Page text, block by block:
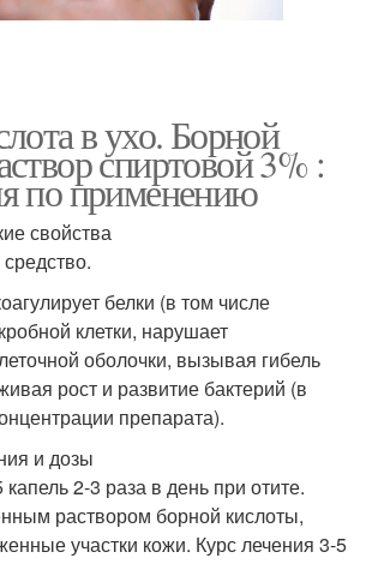
в ухо. Борной
спиртовой 3% :
по применению
свойства
белки (в том числе
клетки, нарушает
оболочки, вызывая гибель
рост и развитие бактерий (в
препарата).
и дозы
2-3 раза в день при отите.
раствором борной кислоты,
участки кожи. Курс лечения 3-5